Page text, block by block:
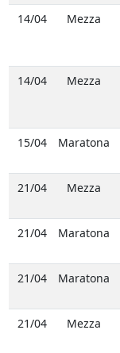
14/04 Mezza
14/04 Mezza
15/04 Maratona
21/04 Mezza
21/04 Maratona
21/04 Maratona
21/04 Mezza